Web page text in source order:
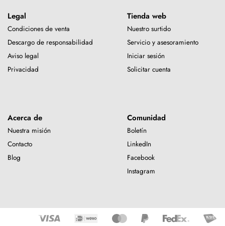
Legal
Condiciones de venta
Descargo de responsabilidad
Aviso legal
Privacidad
Tienda web
Nuestro surtido
Servicio y asesoramiento
Iniciar sesión
Solicitar cuenta
Acerca de
Nuestra misión
Contacto
Blog
Comunidad
Boletín
LinkedIn
Facebook
Instagram